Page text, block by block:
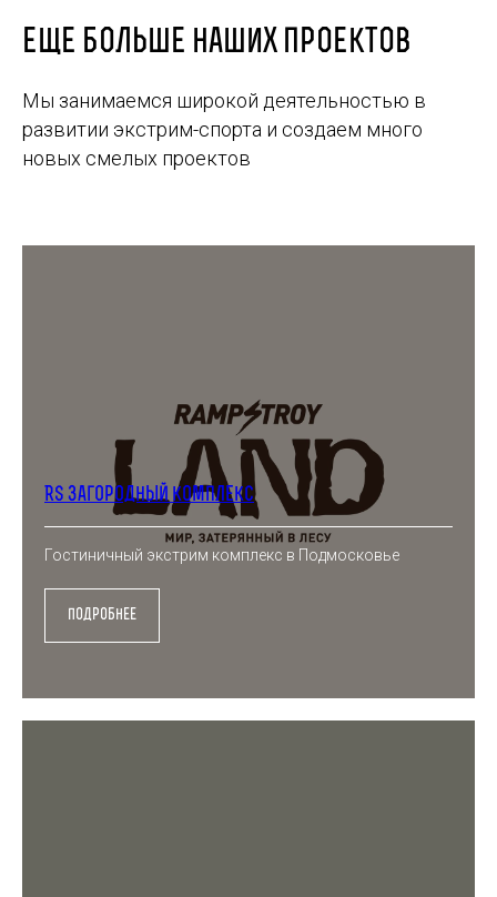
еще больше наших проектов
Мы занимаемся широкой деятельностью в
развитии экстрим-спорта и создаем много
новых смелых проектов
RS Загородный комплекс
Гостиничный экстрим комплекс в Подмосковье
подробнее